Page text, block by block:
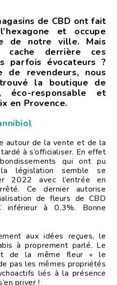
de CBD ont fait
et occupe
de notre ville. Mais
derrière ces
parfois évocateurs ?
de revendeurs, nous
la boutique de
responsable et
en Provence.
autour de la vente et de la
à s’officialiser. En effet
qui ont pu
législation semble se
2022 avec l’entrée en
Ce dernier autorise
de fleurs de CBD
à 0,3%. Bonne
aux idées reçues, le
à proprement parlé. Le
de la même fleur « le
pas les mêmes propriétés
liés à la présence
priver !